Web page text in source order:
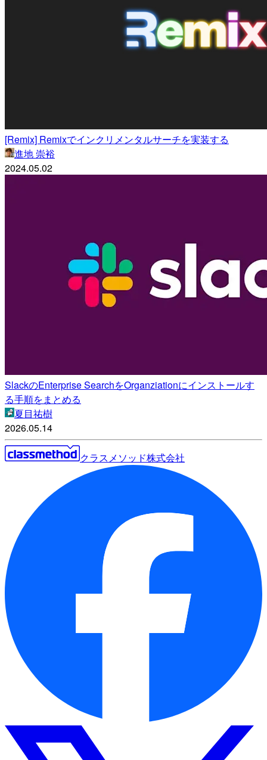
[Remix] Remixでインクリメンタルサーチを実装する
進地 崇裕
2024.05.02
SlackのEnterprise SearchをOrganziationにインストールす
る手順をまとめる
夏目祐樹
2026.05.14
クラスメソッド株式会社